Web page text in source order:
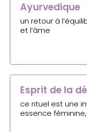
Ayurvedique
un retour à
et l’âme
Esprit de la
ce rituel est une
essence